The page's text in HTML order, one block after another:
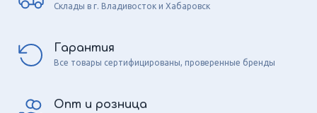
Склады в г. Владивосток и Хабаровск
Гарантия
Все товары сертифицированы, проверенные бренды
Опт и розница